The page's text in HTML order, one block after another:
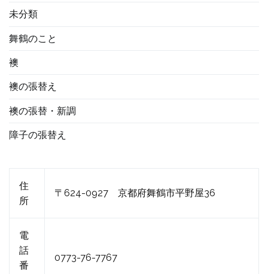
未分類
舞鶴のこと
襖
襖の張替え
襖の張替・新調
障子の張替え
住
所
〒624-0927 京都府舞鶴市平野屋36
電
話
番
0773-76-7767